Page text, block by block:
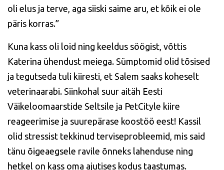
oli elus ja terve, aga siiski saime aru, et kõik ei ole
päris korras.”
Kuna kass oli loid ning keeldus söögist, võttis
Katerina ühendust meiega. Sümptomid olid tõsised
ja tegutseda tuli kiiresti, et Salem saaks koheselt
veterinaarabi. Siinkohal suur aitäh Eesti
Väikeloomaarstide Seltsile ja PetCityle kiire
reageerimise ja suurepärase koostöö eest! Kassil
olid stressist tekkinud terviseprobleemid, mis said
tänu õigeaegsele ravile õnneks lahenduse ning
hetkel on kass oma ajutises kodus taastumas.